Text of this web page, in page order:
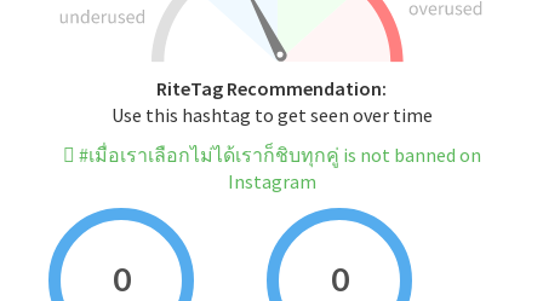
RiteTag Recommendation:
Use this hashtag to get seen over time
#เมื่อเราเลือกไม่ได้เราก็ชิบทุกคู่ is not banned on
Instagram
0 0